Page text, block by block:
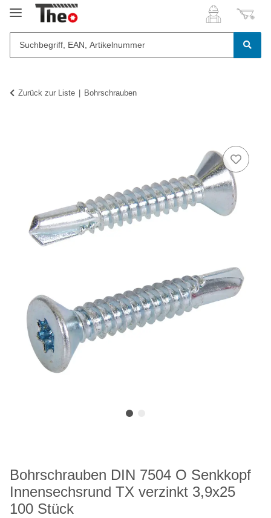
Zurück zur Liste Bohrschrauben
Bohrschrauben DIN 7504 O Senkkopf
Innensechsrund TX verzinkt 3,9x25
100 Stück